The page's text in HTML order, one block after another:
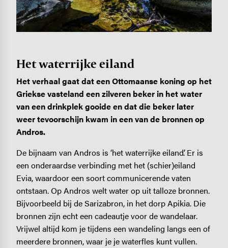
Het waterrijke eiland
Het verhaal gaat dat een Ottomaanse koning op het
Griekse vasteland een zilveren beker in het water
van een drinkplek gooide en dat die beker later
weer tevoorschijn kwam in een van de bronnen op
Andros.
De bijnaam van Andros is ‘het waterrijke eiland’. Er is
een onderaardse verbinding met het (schier)eiland
Evia, waardoor een soort communicerende vaten
ontstaan. Op Andros welt water op uit talloze bronnen.
Bijvoorbeeld bij de Sarizabron, in het dorp Apikia. Die
bronnen zijn echt een cadeautje voor de wandelaar.
Vrijwel altijd kom je tijdens een wandeling langs een of
meerdere bronnen, waar je je waterfles kunt vullen.